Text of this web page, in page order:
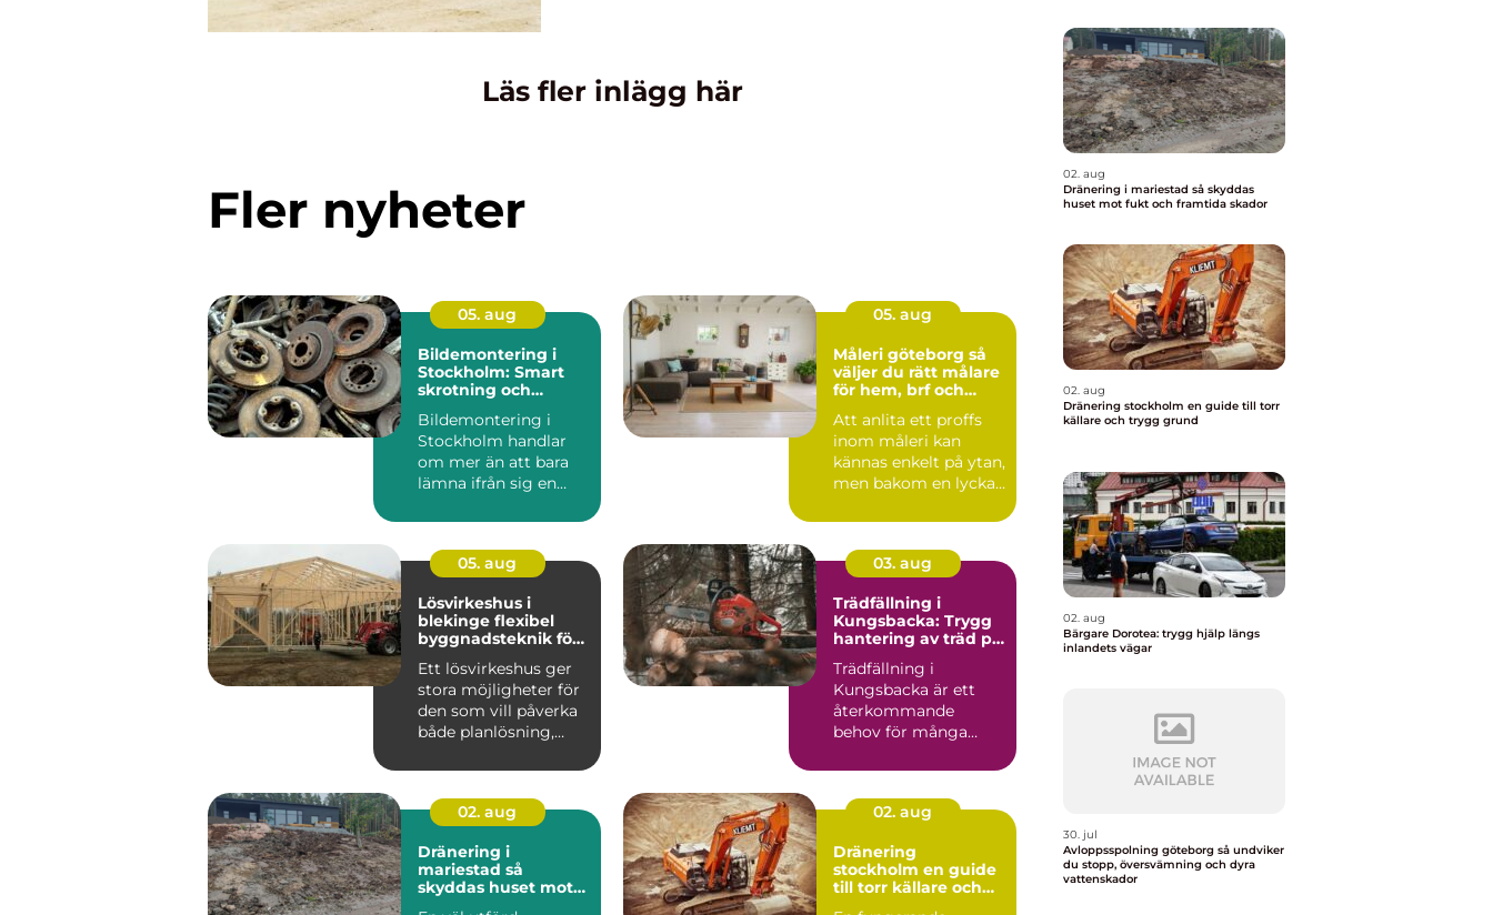
Läs fler inlägg här
Fler nyheter
05. aug
Bildemontering i
Stockholm: Smart
skrotning och
Bildemontering i
Stockholm handlar
om mer än att bara
lämna ifrån sig en
05. aug
Måleri göteborg så
väljer du rätt målare
för hem, brf och
Att anlita ett proffs
inom måleri kan
kännas enkelt på ytan,
men bakom en lyckad
05. aug
Lösvirkeshus i
blekinge flexibel
byggnadsteknik för
Ett lösvirkeshus ger
stora möjligheter för
den som vill påverka
både planlösning,
03. aug
Trädfällning i
Kungsbacka: Trygg
hantering av träd på
Trädfällning i
Kungsbacka är ett
återkommande
behov för många
02. aug
Dränering i
mariestad så
skyddas huset mot
02. aug
Dränering
stockholm en guide
till torr källare och
02. aug
Dränering i mariestad så skyddas
huset mot fukt och framtida skador
02. aug
Dränering stockholm en guide till torr
källare och trygg grund
02. aug
Bärgare Dorotea: trygg hjälp längs
inlandets vägar
30. jul
Avloppsspolning göteborg så undviker
du stopp, översvämning och dyra
vattenskador